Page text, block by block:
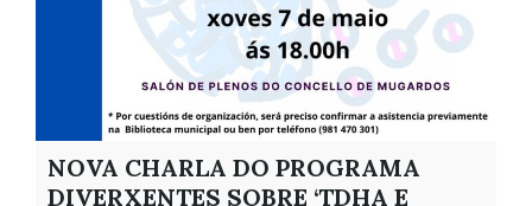
NOVA CHARLA DO PROGRAMA
DIVERXENTES SOBRE ‘TDHA E